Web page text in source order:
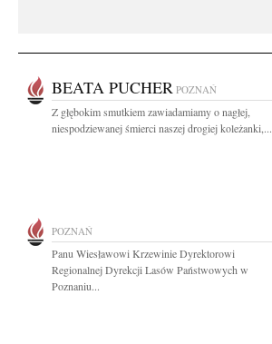
BEATA PUCHER POZNAŃ
Z głębokim smutkiem zawiadamiamy o nagłej,
niespodziewanej śmierci naszej drogiej koleżanki,...
POZNAŃ
Panu Wiesławowi Krzewinie Dyrektorowi
Regionalnej Dyrekcji Lasów Państwowych w
Poznaniu...